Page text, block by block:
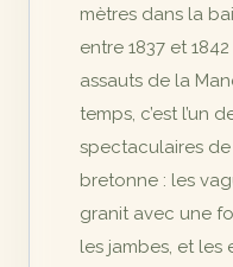
mètres dans la
entre 1837 et
assauts de la
temps, c’est l’un
spectaculaires
bretonne : les
granit avec une
les jambes, et